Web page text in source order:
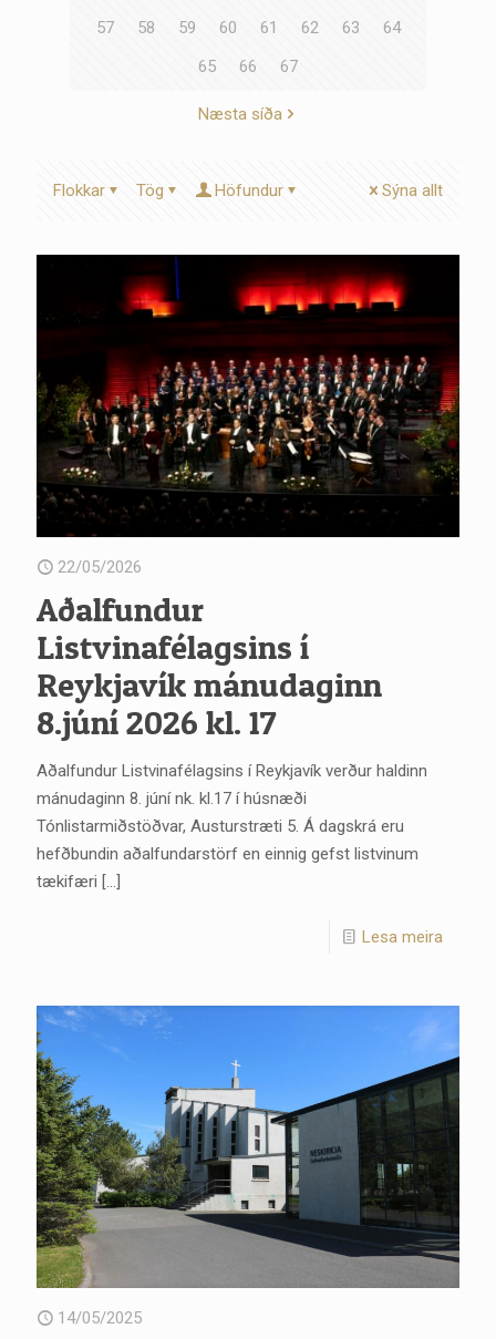
57 58 59 60 61 62 63
64
65
66 67
Næsta síða
Flokkar Tög Höfundur Sýna allt
22/05/2026
Aðalfundur
Listvinafélagsins í
Reykjavík mánudaginn
8.júní 2026 kl. 17
Aðalfundur Listvinafélagsins í Reykjavík verður haldinn
mánudaginn 8. júní nk. kl.17 í húsnæði
Tónlistarmiðstöðvar, Austurstræti 5. Á dagskrá eru
hefðbundin aðalfundarstörf en einnig gefst listvinum
tækifæri […]
Lesa meira
14/05/2025